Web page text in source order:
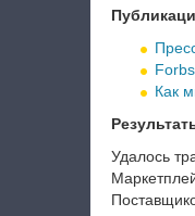
Как
Удалось